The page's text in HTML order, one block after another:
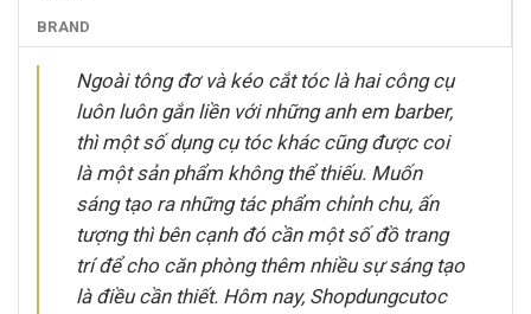
BRAND
Ngoài tông đơ và kéo cắt tóc là hai công cụ
luôn luôn gắn liền với những anh em barber,
thì một số dụng cụ tóc khác cũng được coi
là một sản phẩm không thể thiếu. Muốn
sáng tạo ra những tác phẩm chỉnh chu, ấn
tượng thì bên cạnh đó cần một số đồ trang
trí để cho căn phòng thêm nhiều sự sáng tạo
là điều cần thiết. Hôm nay, Shopdungcutoc